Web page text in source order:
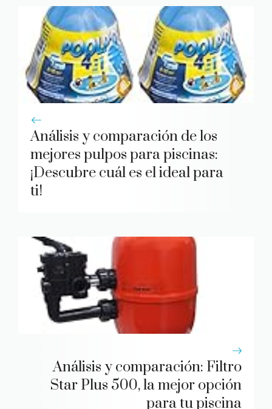
Análisis y comparación de los
mejores pulpos para piscinas:
¡Descubre cuál es el ideal para
ti!
Análisis y comparación: Filtro
Star Plus 500, la mejor opción
para tu piscina